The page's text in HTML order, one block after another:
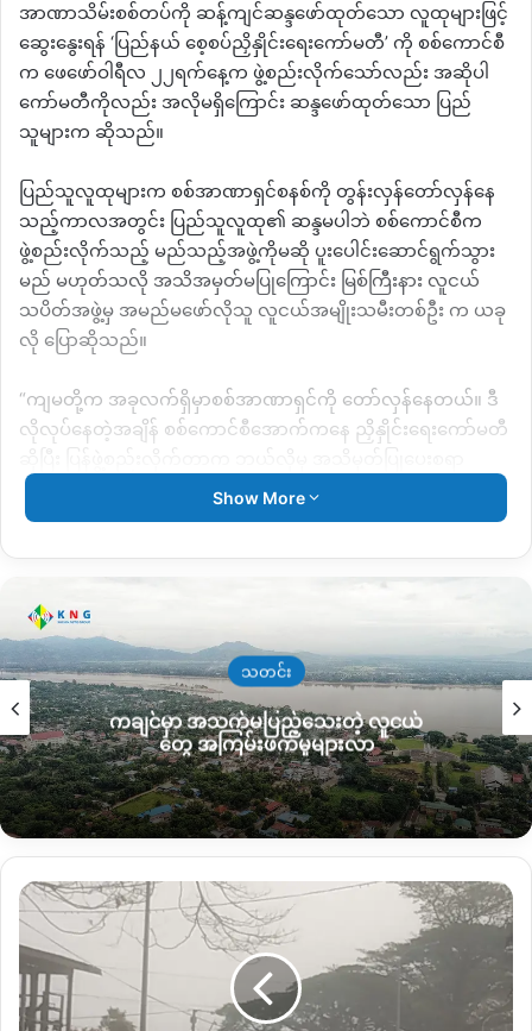
အာဏာသိမ်းစစ်တပ်ကို ဆန့်ကျင်ဆန္ဒဖော်ထုတ်သော လူထုများဖြင့်
ဆွေးနွေးရန် ‘ပြည်နယ် စေ့စပ်ညှိနှိုင်းရေးကော်မတီ’ ကို စစ်ကောင်စီ
က ဖေဖော်ဝါရီလ ၂၂ရက်နေ့က ဖွဲ့စည်းလိုက်သော်လည်း အဆိုပါ
ကော်မတီကိုလည်း အလိုမရှိကြောင်း ဆန္ဒဖော်ထုတ်သော ပြည်
သူများက ဆိုသည်။
ပြည်သူလူထုများက စစ်အာဏာရှင်စနစ်ကို တွန်းလှန်တော်လှန်နေ
သည့်ကာလအတွင်း ပြည်သူလူထု၏ ဆန္ဒမပါဘဲ စစ်ကောင်စီက
ဖွဲ့စည်းလိုက်သည့် မည်သည့်အဖွဲ့ကိုမဆို ပူးပေါင်းဆောင်ရွက်သွား
မည် မဟုတ်သလို အသိအမှတ်မပြုကြောင်း မြစ်ကြီးနား လူငယ်
သပိတ်အဖွဲ့မှ အမည်မဖော်လိုသူ လူငယ်အမျိုးသမီးတစ်ဦး က ယခု
လို ပြောဆိုသည်။
“ကျမတို့က အခုလက်ရှိမှာစစ်အာဏာရှင်ကို တော်လှန်နေတယ်။ ဒီ
လိုလုပ်နေတဲ့အချိန် စစ်ကောင်စီအောက်ကနေ ညှိနှိုင်းရေးကော်မတီ
အကြောင်းမရှိဘူး။ ဘာကြောင့် လဲဆိုတော့ ဆန္ဒပြတဲ့သူတွေကို ရဲနဲ့
စစ်တပ်က မတရားဖမ်းဆီးမှုတွေ၊ ပစ်ခတ်မှုတွေပြုလုပ်မှုတွေကို
ဘယ်လောက်ထိကာကွယ်ပေးနိုင်မလဲ။ ပြီးရင်အယုံအကြည်လည်း
မရှိဘူး”ဟု ပြောဆိုသည်။
စစ်တပ်နှင့် ပြည်သူကြား ယခုလို စေ့စပ်ညှိနှိုင်းရေးကော်မတီ ဖွဲ့စည်း
လိုက်ခြင်းမှာ လက်ရှိစစ်ကောင်စီကို အကောင်းမြင်လာနိုင်ရန်လုပ်
ဆောင်နေခြင်း ဖြစ်သည်ဟု ဆန္ဒဖော်ထုတ်သော ပြည်သူလူထုဘက်
မှ သုံးသပ်နေကြသည်။
ကချင်ပြည်နယ်ညှိနှိုင်းဖျန်ဖြေအဖွဲ့ကို ပြည်နယ်ကောင်စီဥက္ကဌက
အဖွဲ့ ၁၃ဖြင့်စတင်ဖွဲ့စည်းတာဝန်ပေးလိုက်ခြင်းဖြစ်ပြီး လက်ရှိတွင်
အဆိုပါညှိနှိုင်းရေးကော်မတီတွင် ၁၇ဦးပါရှိပြီး ကချင်ပြည်နယ်ပြည်
သူ့ပါတီ KSPP မှ နှုတ်ထွက်ထားသော ၄ ဦး ပါဝင်ကြောင်း သိရ
သည်။
Show More
သတင်း
ကချင်မှာ အသက်မပြည့်သေးတဲ့ လူငယ်
တွေ အကြမ်းဖက်မှုများလာ
ဝိုင်း
မော်
တွင်
ဖမ်းဆီး
ခံ
ရ